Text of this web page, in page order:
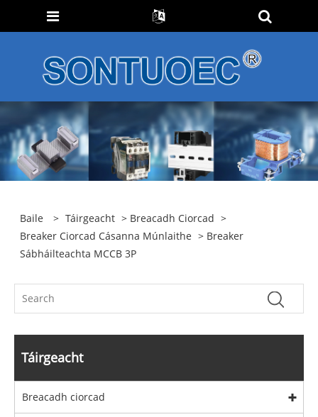
Baile > Táirgeacht > Breacadh Ciorcad >
Breaker Ciorcad Cásanna Múnlaithe > Breaker
Sábháilteachta MCCB 3P
Táirgeacht
Breacadh ciorcad